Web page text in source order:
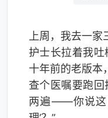
上周，我去一家
护士长拉着我吐
十年前的老版本，
查个医嘱要跑
两遍——你说这